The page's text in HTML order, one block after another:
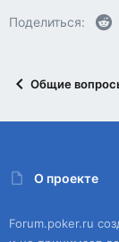
Поделиться:
Общие
О проекте
Forum.poker.ru